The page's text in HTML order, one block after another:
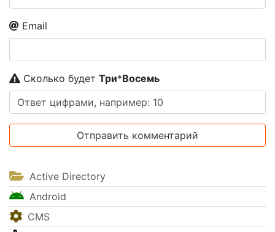
Email
Сколько будет Tpи*Boceмь
Active Directory
Android
CMS